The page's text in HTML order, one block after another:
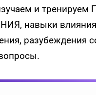
и
навыки
разубеждения